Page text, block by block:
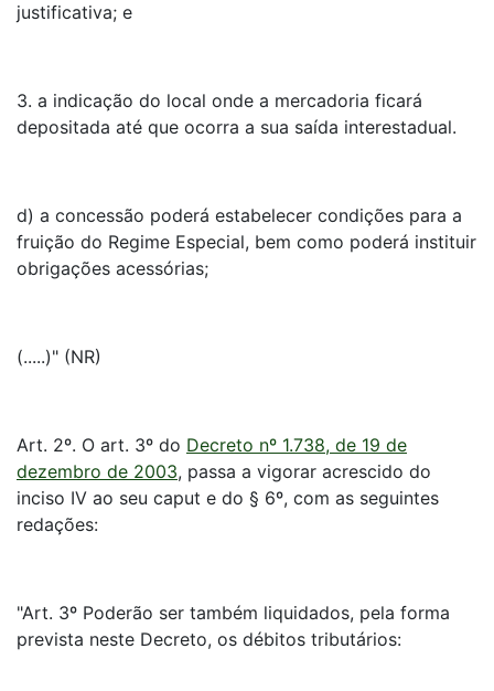
justificativa; e
3. a indicação do local onde a mercadoria ficará
depositada até que ocorra a sua saída interestadual.
d) a concessão poderá estabelecer condições para a
fruição do Regime Especial, bem como poderá instituir
obrigações acessórias;
(.....)" (NR)
Art. 2º. O art. 3º do Decreto nº 1.738, de 19 de
dezembro de 2003, passa a vigorar acrescido do
inciso IV ao seu caput e do § 6º, com as seguintes
redações:
"Art. 3º Poderão ser também liquidados, pela forma
prevista neste Decreto, os débitos tributários: